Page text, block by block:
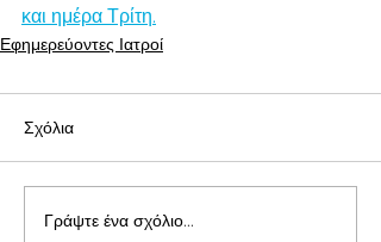
και ημέρα Τρίτη.
Εφημερεύοντες Ιατροί
Σχόλια
Γράψτε ένα σχόλιο...